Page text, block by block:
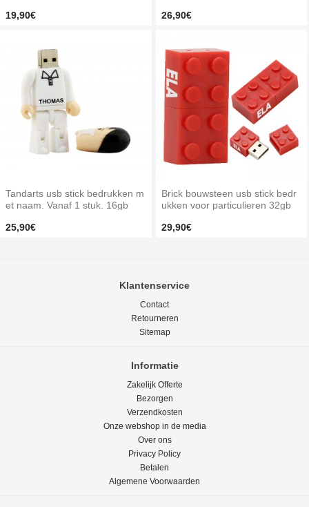
19,90€
26,90€
Tandarts usb stick bedrukken m
et naam. Vanaf 1 stuk. 16gb
25,90€
Brick bouwsteen usb stick bedr
ukken voor particulieren 32gb
29,90€
Klantenservice
Contact
Retourneren
Sitemap
Informatie
Zakelijk Offerte
Bezorgen
Verzendkosten
Onze webshop in de media
Over ons
Privacy Policy
Betalen
Algemene Voorwaarden